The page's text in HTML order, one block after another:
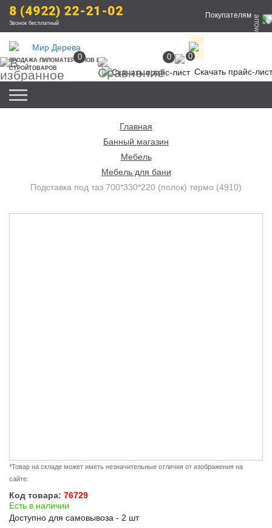
8 (4922) 22-21-02
Звонок бесплатный
Покупателям
ПРОДАЖА ПИЛОМАТЕРИАЛОВ И
СТРОЙТОВАРОВ
Скачать прайс-лист
0 0 0
Главная
Банный магазин
Мебель
Мебель для бани
Подставка под таз 700*330*220 (полок) термо (4910)
*Товар на складе может иметь незначительные отличия от изображения на
сайте.
Код товара: 76729
Есть в наличии
Доступно для самовывоза - 2 шт